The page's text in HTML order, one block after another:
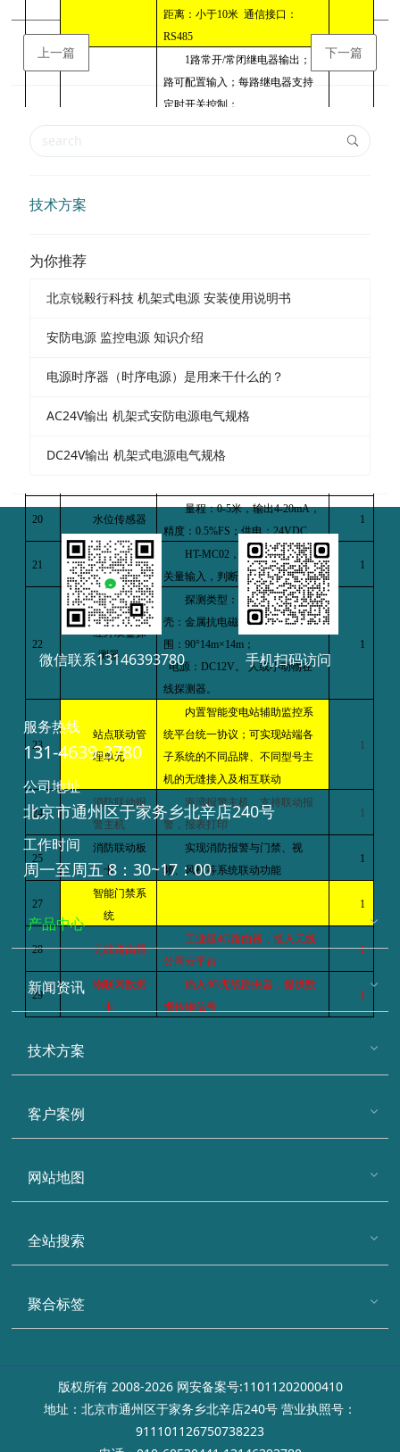
距离：小于10米 通信接口：
RS485
17 风机控制器
1路常开/常闭继电器输出；
路可配置输入；每路继电器支持
定时开关控制；
工作电源：AC220V/380V工作环
1
SF6/O2气体
氧气浓度报警点： 18.0% ；
浓度报警点：≥
环境： -20～60℃,10～95%RH
水浸传感器
供电电压：DC24V (9V
工作湿度：20%RH
20 水位传感器
量程：0-5米，输出4-20mA，
精度：0.5%FS ；供电：24VDC
1
21
门状态传感
器
HT-MC02 ，不锈钢材质，开
关量输入，判断门开合状态。
1
22
红外双鉴探
测器
探测类型：红外＋微波；外
壳：金属抗电磁干扰；探测范
围：90°14m×14m ；
电源：DC12V。 人或小动物在
线探测器。
1
23
站点联动管
理单元
内置智能变电站辅助监控系
统平台统一协议；可实现站端各
子系统的不同品牌、不同型号主
机的无缝接入及相互联动
1
24
消防联动报
警主机
海湾报警主机，支持联动报
警，报表打印
1
25
消防联动板
卡
实现消防报警与门禁、视
频、风机等系统联动功能
1
27
智能门禁系
统
1
28 无线路由器
工业级4G路由器，接入无线
公网云平台
1
29
物联网数据
卡
插入4G无线路由器，提供数
据传输信号
1
上一篇 下一篇
技术方案
为你推荐
北京锐毅行科技 机架式电源 安装使用说明书
安防电源 监控电源 知识介绍
电源时序器（时序电源）是用来干什么的？
AC24V输出 机架式安防电源电气规格
DC24V输出 机架式电源电气规格
微信联系13146393780 手机扫码访问
服务热线
131-4639-3780
公司地址
北京市通州区于家务乡北辛店240号
工作时间
周一至周五 8：30~17：00
产品中心
新闻资讯
技术方案
客户案例
网站地图
全站搜索
聚合标签
版权所有 2008-2026 网安备案号:11011202000410
地址：北京市通州区于家务乡北辛店240号 营业执照号：
911101126750738223